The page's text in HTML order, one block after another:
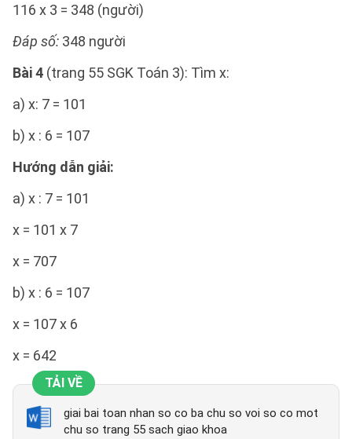
116 x 3 = 348 (người)
Đáp số: 348 người
Bài 4 (trang 55 SGK Toán 3): Tìm x:
a) x: 7 = 101
b) x : 6 = 107
Hướng dẫn giải:
a) x : 7 = 101
x = 101 x 7
x = 707
b) x : 6 = 107
x = 107 x 6
x = 642
TẢI VỀ
giai bai toan nhan so co ba chu so voi so co mot
chu so trang 55 sach giao khoa